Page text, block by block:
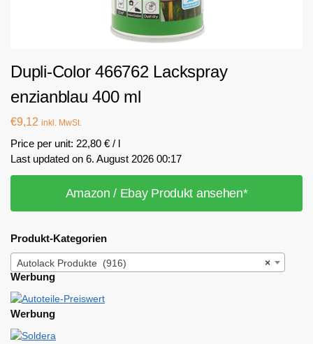
Dupli-Color 466762 Lackspray
enzianblau 400 ml
€9,12 inkl. MwSt.
Price per unit: 22,80 € / l
Last updated on 6. August 2026 00:17
Amazon / Ebay Produkt ansehen*
Produkt-Kategorien
×
Autolack Produkte (916)
Werbung
Werbung